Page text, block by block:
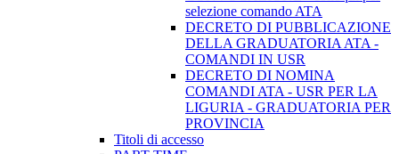
selezione comando ATA
DECRETO DI PUBBLICAZIONE
DELLA GRADUATORIA ATA -
COMANDI IN USR
DECRETO DI NOMINA
COMANDI ATA - USR PER LA
LIGURIA - GRADUATORIA PER
PROVINCIA
Titoli di accesso